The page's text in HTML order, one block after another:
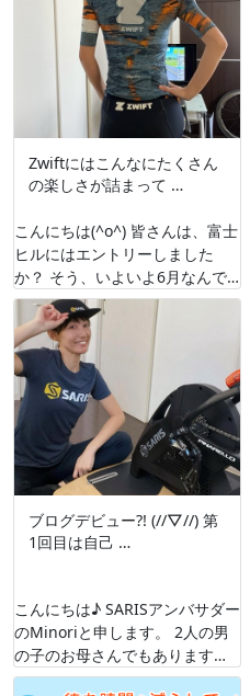
Zwiftにはこんなにたくさん
の楽しさが詰まって …
こんにちは(^o^) 皆さんは、富士
ヒルにはエントリーしました
か？ そう、いよいよ6月なんで
すw 富士ヒルこと「Mt.富士ヒル
クライム」！⛰⛰⛰⛰⛰ 今年
の目標 …
ブログデビュー?! (//▽//) 第
1回目は自己 …
こんにちは♪ SARISアンバサダー
のMinoriと申します。 2人の男
の子のお母さんでもあります
(´︶`) アンバサダーを務めさせて